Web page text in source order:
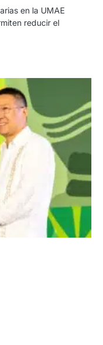
en la UMAE
reducir el